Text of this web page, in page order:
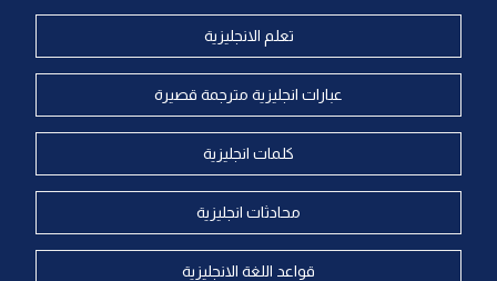
تعلم الانجليزية
عبارات انجليزية مترجمة قصيرة
كلمات انجليزية
محادثات انجليزية
قواعد اللغة الانجليزية